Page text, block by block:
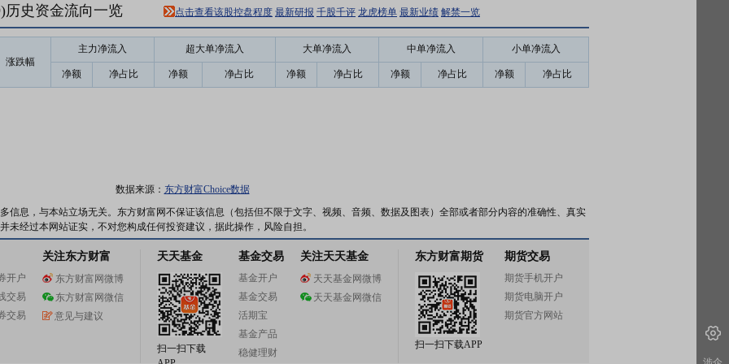
历史资金流向一览 点击查看该股控盘程度 最新研报 千股千评 龙虎榜单 最新业绩 解禁一览
涨跌幅
主力净流入 超大单净流入 大单净流入 中单净流入 小单净流入
净额 净占比 净额 净占比 净额 净占比 净额 净占比 净额 净占比
数据来源： 东方财富Choice数据
信息，与本站立场无关。东方财富网不保证该信息（包括但不限于文字、视频、音频、数据及图表）全部或者部分内容的准确性、真实
未经过本网站证实，不对您构成任何投资建议，据此操作，风险自担。
开户
交易
交易
关注东方财富
东方财富网微博
东方财富网微信
意见与建议
天天基金
扫一扫下载
基金交易
基金开户
基金交易
活期宝
基金产品
稳健理财
关注天天基金
天天基金网微博
天天基金网微信
东方财富期货
扫一扫下载APP
期货交易
期货手机开户
期货电脑开户
期货官方网站